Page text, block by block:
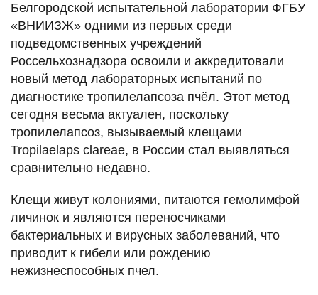
Белгородской испытательной лаборатории ФГБУ
«ВНИИЗЖ» одними из первых среди
подведомственных учреждений
Россельхознадзора освоили и аккредитовали
новый метод лабораторных испытаний по
диагностике тропилелапсоза пчёл. Этот метод
сегодня весьма актуален, поскольку
тропилелапсоз, вызываемый клещами
Tropilaelaps clareae, в России стал выявляться
сравнительно недавно.
Клещи живут колониями, питаются гемолимфой
личинок и являются переносчиками
бактериальных и вирусных заболеваний, что
приводит к гибели или рождению
нежизнеспособных пчел.